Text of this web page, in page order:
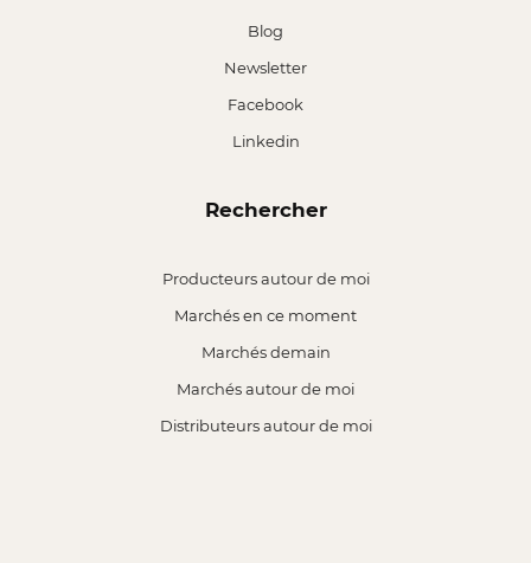
Blog
Newsletter
Facebook
Linkedin
Rechercher
Producteurs autour de moi
Marchés en ce moment
Marchés demain
Marchés autour de moi
Distributeurs autour de moi